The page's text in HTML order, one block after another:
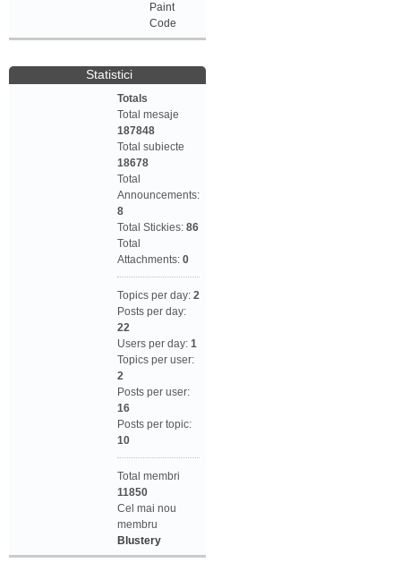
Paint
Code
Statistici
Totals
Total mesaje
187848
Total subiecte
18678
Total
Announcements:
8
Total Stickies: 86
Total
Attachments: 0
Topics per day: 2
Posts per day:
22
Users per day: 1
Topics per user:
2
Posts per user:
16
Posts per topic:
10
Total membri
11850
Cel mai nou
membru
Blustery